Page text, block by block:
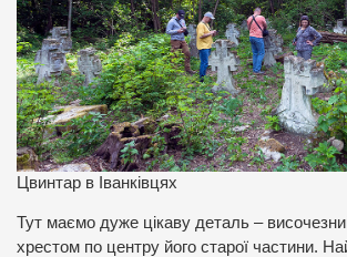
Цвинтар в Іванківцях
Тут маємо дуже цікаву деталь –
хрестом по центру його старої частини.